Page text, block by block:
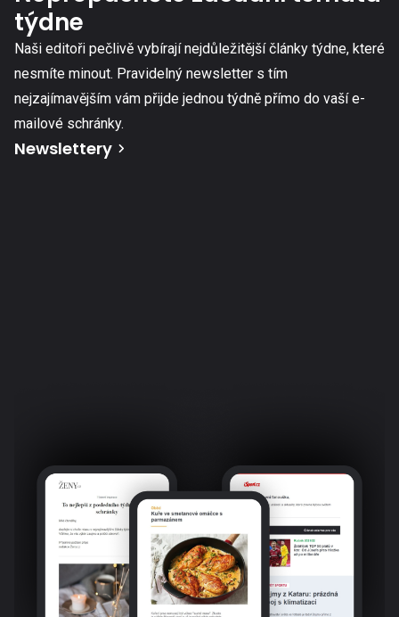
týdne
Naši editoři pečlivě vybírají nejdůležitější články týdne, které
nesmíte minout. Pravidelný newsletter s tím
nejzajímavějším vám přijde jednou týdně přímo do vaší e-
mailové schránky.
Newslettery